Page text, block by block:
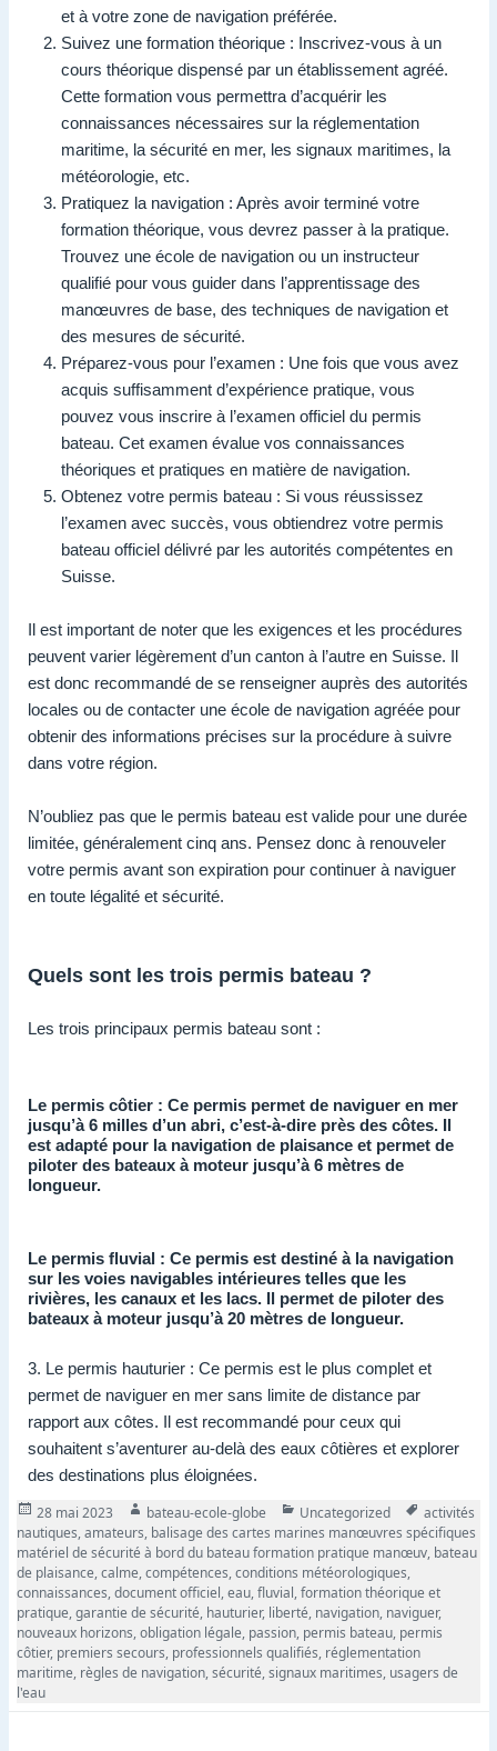
et à votre zone de navigation préférée.
Suivez une formation théorique : Inscrivez-vous à un
cours théorique dispensé par un établissement agréé.
Cette formation vous permettra d’acquérir les
connaissances nécessaires sur la réglementation
maritime, la sécurité en mer, les signaux maritimes, la
météorologie, etc.
Pratiquez la navigation : Après avoir terminé votre
formation théorique, vous devrez passer à la pratique.
Trouvez une école de navigation ou un instructeur
qualifié pour vous guider dans l’apprentissage des
manœuvres de base, des techniques de navigation et
des mesures de sécurité.
Préparez-vous pour l’examen : Une fois que vous avez
acquis suffisamment d’expérience pratique, vous
pouvez vous inscrire à l’examen officiel du permis
bateau. Cet examen évalue vos connaissances
théoriques et pratiques en matière de navigation.
Obtenez votre permis bateau : Si vous réussissez
l’examen avec succès, vous obtiendrez votre permis
bateau officiel délivré par les autorités compétentes en
Suisse.
Il est important de noter que les exigences et les procédures
peuvent varier légèrement d’un canton à l’autre en Suisse. Il
est donc recommandé de se renseigner auprès des autorités
locales ou de contacter une école de navigation agréée pour
obtenir des informations précises sur la procédure à suivre
dans votre région.
N’oubliez pas que le permis bateau est valide pour une durée
limitée, généralement cinq ans. Pensez donc à renouveler
votre permis avant son expiration pour continuer à naviguer
en toute légalité et sécurité.
Quels sont les trois permis bateau ?
Les trois principaux permis bateau sont :
Le permis côtier : Ce permis permet de naviguer en mer
jusqu’à 6 milles d’un abri, c’est-à-dire près des côtes. Il
est adapté pour la navigation de plaisance et permet de
piloter des bateaux à moteur jusqu’à 6 mètres de
longueur.
Le permis fluvial : Ce permis est destiné à la navigation
sur les voies navigables intérieures telles que les
rivières, les canaux et les lacs. Il permet de piloter des
bateaux à moteur jusqu’à 20 mètres de longueur.
3. Le permis hauturier : Ce permis est le plus complet et
permet de naviguer en mer sans limite de distance par
rapport aux côtes. Il est recommandé pour ceux qui
souhaitent s’aventurer au-delà des eaux côtières et explorer
des destinations plus éloignées.
Publié
le
28 mai 2023 Auteur
bateau-ecole-globe Catégories
Uncategorized Tags
activités
nautiques,amateurs, balisage des cartes marines manœuvres spécifiques
matériel de sécurité à bord du bateau formation pratique manœuv, bateau
de plaisance,calme,compétences,conditions météorologiques,
connaissances,document officiel,eau,fluvial,formation théorique et
pratique,garantie de sécurité, hauturier, liberté, navigation, naviguer,
nouveaux horizons,obligation légale, passion, permis bateau, permis
côtier, premiers secours, professionnels qualifiés, réglementation
maritime, règles de navigation,sécurité,signaux maritimes, usagers de
l'eau